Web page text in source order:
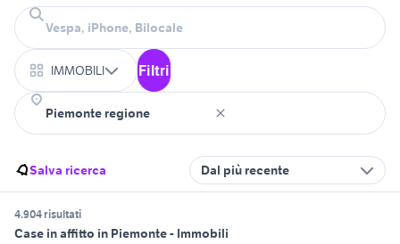
IMMOBILI Filtri
Salva ricerca Dal più recente
4.904 risultati
Case in affitto in Piemonte - Immobili